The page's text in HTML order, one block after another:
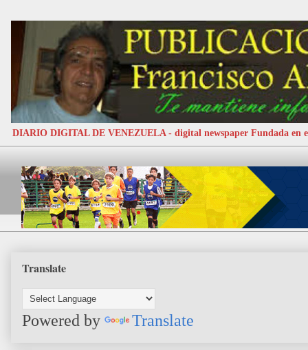
DIARIO DIGITAL DE VENEZUELA - digital newspaper Fundada en
Translate
Powered by Translate